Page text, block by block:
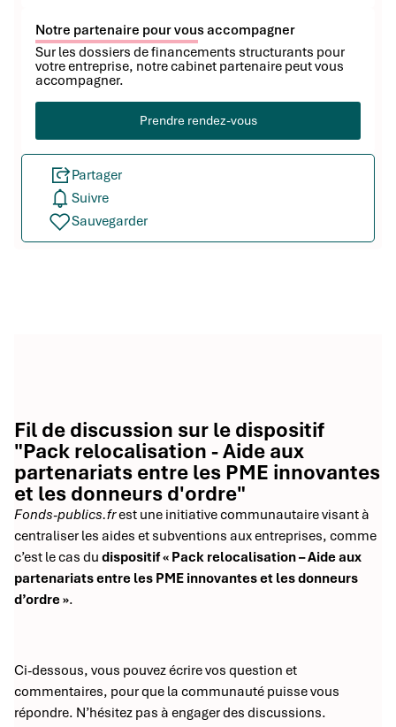
Notre partenaire pour vous accompagner
Sur les dossiers de financements structurants pour
votre entreprise, notre cabinet partenaire peut vous
accompagner.
Prendre rendez-vous
Partager
Suivre
Sauvegarder
Fil de discussion sur le dispositif
"Pack relocalisation - Aide aux
partenariats entre les PME innovantes
et les donneurs d'ordre"
Fonds-publics.frest une initiative communautaire visant à
centraliser les aides et subventions aux entreprises, comme
c’est le cas du dispositif « Pack relocalisation – Aide aux
partenariats entre les PME innovantes et les donneurs
d’ordre ».
Ci-dessous, vous pouvez écrire vos question et
commentaires, pour que la communauté puisse vous
répondre. N’hésitez pas à engager des discussions.